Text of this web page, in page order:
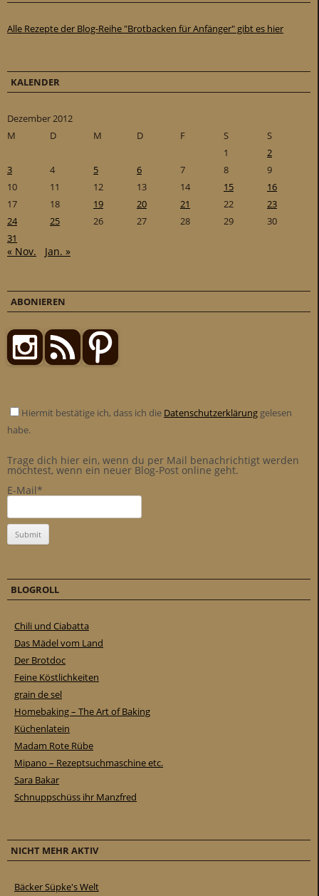
Alle Rezepte der Blog-Reihe "Brotbacken für Anfänger" gibt es hier
KALENDER
Dezember 2012
M
D M D F S
S
1
2
3
4 5 6 7 8
9
10
11 12 13 14 15
16
17
18 19 20 21 22
23
24
25 26 27 28 29
30
31
« Nov. Jan. »
ABONIEREN
Hiermit bestätige ich, dass ich die Datenschutzerklärung gelesen
habe.
Trage dich hier ein, wenn du per Mail benachrichtigt werden
möchtest, wenn ein neuer Blog-Post online geht.
E-Mail*
BLOGROLL
Chili und Ciabatta
Das Mädel vom Land
Der Brotdoc
Feine Köstlichkeiten
grain de sel
Homebaking – The Art of Baking
Küchenlatein
Madam Rote Rübe
Mipano – Rezeptsuchmaschine etc.
Sara Bakar
Schnuppschüss ihr Manzfred
NICHT MEHR AKTIV
Bäcker Süpke's Welt